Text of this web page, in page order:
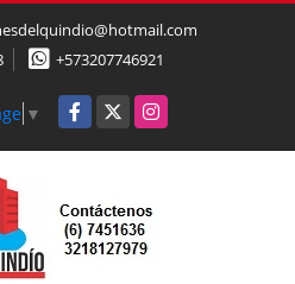
+573207746921
▼ Facebook
X Instagram